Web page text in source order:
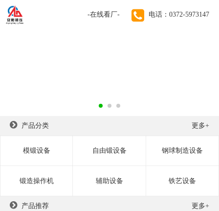
-在线看厂- 电话：0372-5973147
产品分类 更多+
模锻设备 自由锻设备 钢球制造设备
锻造操作机 辅助设备 铁艺设备
产品推荐 更多+